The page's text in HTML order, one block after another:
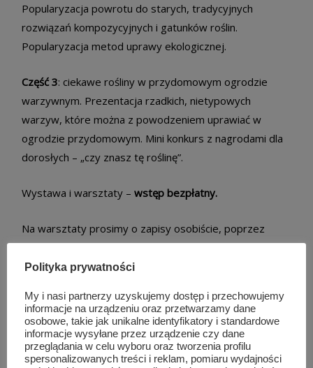
Popularyzacja powrotu do starych, tradycyjnych
rozwiązań kompozycyjnych i gatunków roślin.
Popularyzacja metod uprawy ekologicznej.
Część 3: ciekawe rośliny w przydomowym ogrodzie
warzywnym. Prezentacja rzadkich, nietypowych
warzyw, które można z powodzeniem uprawiać w
ogrodzie przydomowym. Mini konkurs z nagrodami dla
dorosłych – „czy znasz tę roślinę”.
Wystawa i warsztaty – wstęp bezpłatny.
Na warsztaty prosimy o zapisy osobiście, poprzez
facebook lub e-mail:poczta@we-dworze.pl
Wystawa i warsztaty odbędą się w plenerze, na terenie
zabytkowego parku w Rzucowie.
Polityka prywatności
My i nasi partnerzy uzyskujemy dostęp i przechowujemy
informacje na urządzeniu oraz przetwarzamy dane
osobowe, takie jak unikalne identyfikatory i standardowe
informacje wysyłane przez urządzenie czy dane
przeglądania w celu wyboru oraz tworzenia profilu
spersonalizowanych treści i reklam, pomiaru wydajności